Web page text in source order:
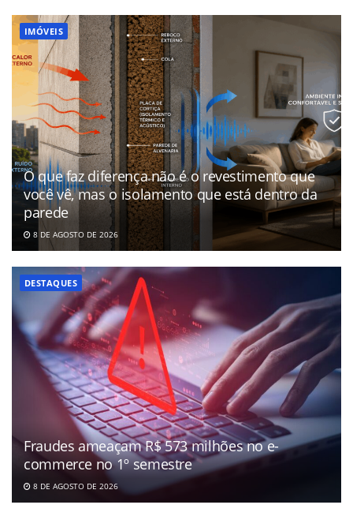
IMÓVEIS
O que faz diferença não é o revestimento que
você vê, mas o isolamento que está dentro da
parede
8 DE AGOSTO DE 2026
DESTAQUES
Fraudes ameaçam R$ 573 milhões no e-
commerce no 1º semestre
8 DE AGOSTO DE 2026